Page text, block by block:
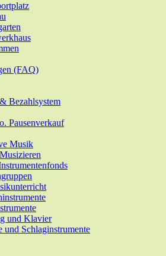
(FAQ)
Bezahlsystem
Pausenverkauf
Musik
und Klavier
und Schlaginstrumente